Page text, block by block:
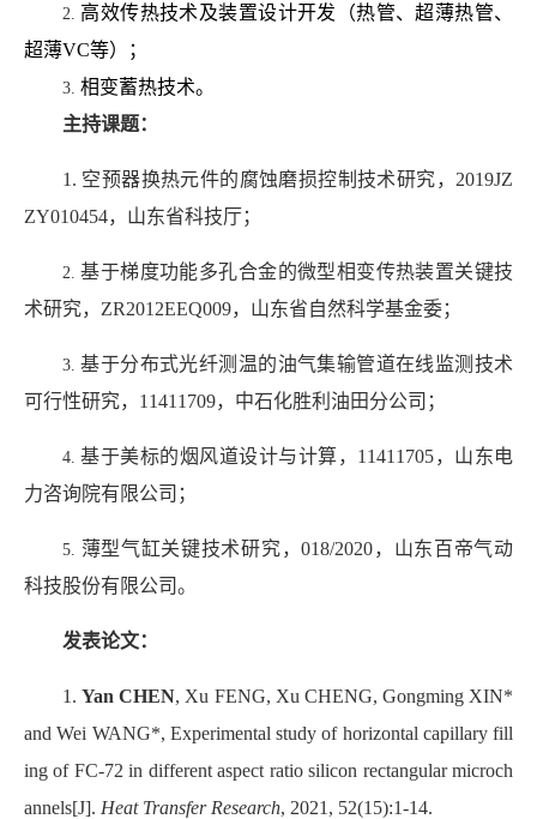
2. 高效传热技术及装置设计开发（热管、超薄热管、
超薄VC等）；
3. 相变蓄热技术。
主持课题：
1. 空预器换热元件的腐蚀磨损控制技术研究， 2019JZ
ZY010454， 山东省科技厅；
2.基于梯度功能多孔合金的微型相变传热装置关键技
术研究， ZR2012EEQ009，山东省自然科学基金委；
3.基于分布式光纤测温的油气集输管道在线监测技术
可行性研究， 11411709，中石化胜利油田分公司；
4.基于美标的烟风道设计与计算， 11411705，山东电
力咨询院有限公司；
5. 薄型气缸关键技术研究，018/2020，山东百帝气动
科技股份有限公司。
发表论文：
1.Yan CHEN, Xu FENG, Xu CHENG, Gongming XIN*
and Wei WANG*, Experimental study of horizontal capillary fill
ing of FC-72 in different aspect ratio silicon rectangular microch
annels[J]. Heat Transfer Research, 2021, 52(15):1-14.